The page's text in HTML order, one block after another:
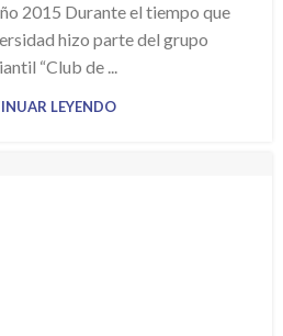
2015 Durante el tiempo que
hizo parte del grupo
“Club de ...
LEYENDO